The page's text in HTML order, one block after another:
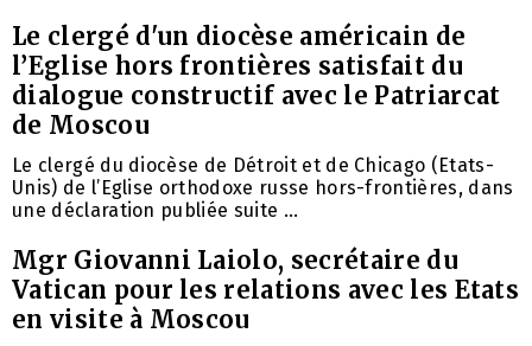
Le clergé d'un diocèse américain de
l’Eglise hors frontières satisfait du
dialogue constructif avec le Patriarcat
de Moscou
Le clergé du diocèse de Détroit et de Chicago (Etats-
Unis) de l’Eglise orthodoxe russe hors-frontières, dans
une déclaration publiée suite ...
Mgr Giovanni Laiolo, secrétaire du
Vatican pour les relations avec les Etats
en visite à Moscou